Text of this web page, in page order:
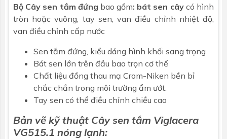
Bộ Cây sen tắm đứng bao gồm: bát sen câycó hình
tròn hoặc vuông, tay sen, van điều chỉnh nhiệt độ,
van điều chỉnh cấp nước
Sen tắm đứng, kiểu dáng hình khối sang trọng
Bát sen lớn trên đầu bao trọn cơ thể
Chất liệu đồng thau mạ Crom-Niken bền bỉ
chắc chắn trong môi trường ẩm ướt.
Tay sen có thể điều chỉnh chiều cao
Bản vẽ kỹ thuật Cây sen tắm Viglacera
VG515.1 nóng lạnh: